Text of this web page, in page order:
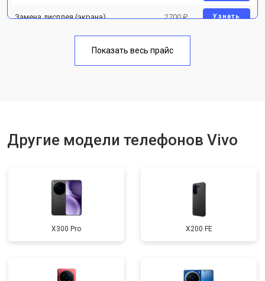
Замена дисплея (экрана) 2700 ₽ Узнать
Замена кнопки включения 1750 ₽
Показать весь прайс
Другие модели телефонов Vivo
X300 Pro X200 FE